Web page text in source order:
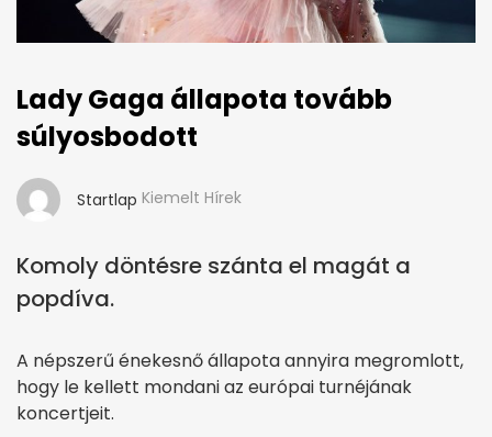
Lady Gaga állapota tovább
súlyosbodott
Startlap Kiemelt Hírek
Komoly döntésre szánta el magát a
popdíva.
A népszerű énekesnő állapota annyira megromlott,
hogy le kellett mondani az európai turnéjának
koncertjeit.